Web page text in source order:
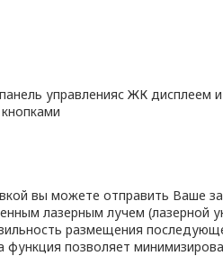
управленияс ЖК дисплеем
вы можете отправить Ваше
лазерным лучем (лазерной
размещения
функция позволяет